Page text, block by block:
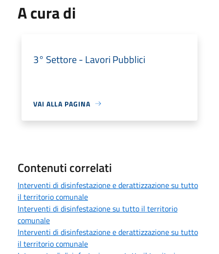
A cura di
3° Settore - Lavori Pubblici
VAI ALLA PAGINA
Contenuti correlati
Interventi di disinfestazione e derattizzazione su tutto
il territorio comunale
Interventi di disinfestazione su tutto il territorio
comunale
Interventi di disinfestazione e derattizzazione su tutto
il territorio comunale